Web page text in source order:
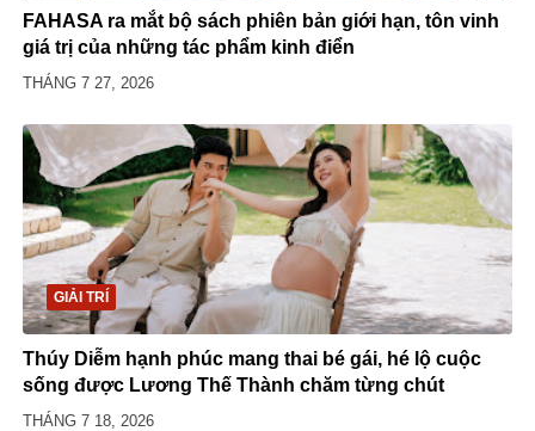
FAHASA ra mắt bộ sách phiên bản giới hạn, tôn vinh
giá trị của những tác phẩm kinh điển
THÁNG 7 27, 2026
GIẢI TRÍ
Thúy Diễm hạnh phúc mang thai bé gái, hé lộ cuộc
sống được Lương Thế Thành chăm từng chút
THÁNG 7 18, 2026